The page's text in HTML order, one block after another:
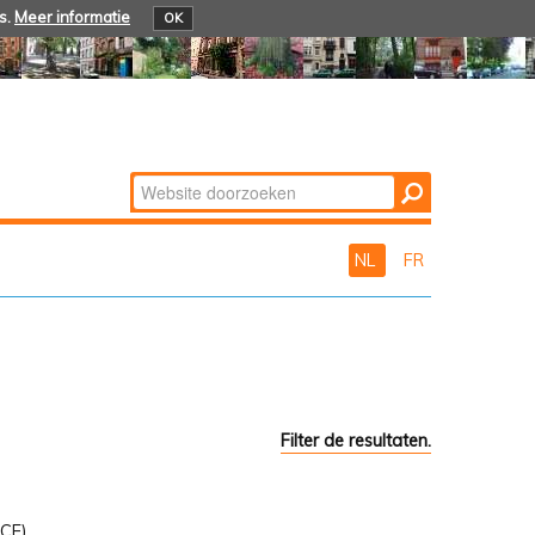
Meer informatie OK
Zoek
Geavanceerd
NL FR
Filter de resultaten.